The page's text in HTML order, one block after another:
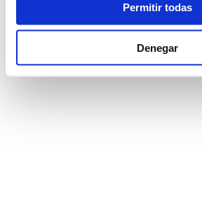
Permitir todas
Denegar